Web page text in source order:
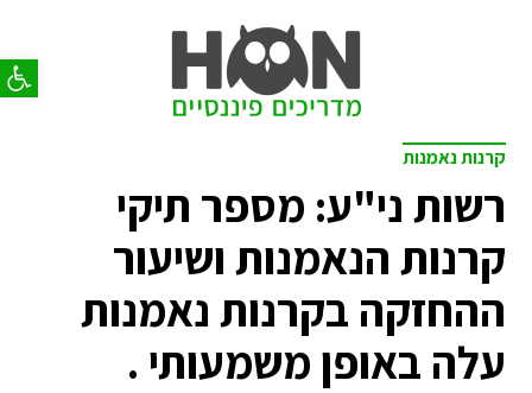
פתח
קרנות נאמנות
רשות ני"ע: מספר תיקי
קרנות הנאמנות ושיעור
ההחזקה בקרנות נאמנות
עלה באופן משמעותי .